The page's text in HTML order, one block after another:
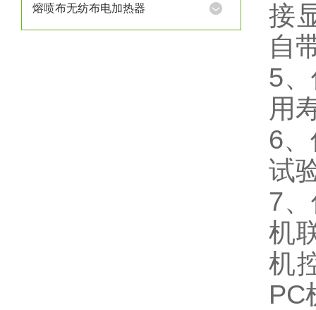
熔喷布无纺布电加热器
接
自
5
用
6
试
7
机
机
PC